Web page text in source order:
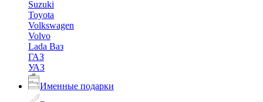
Suzuki
Toyota
Volkswagen
Volvo
Lada Ваз
ГАЗ
УАЗ
Именные подарки